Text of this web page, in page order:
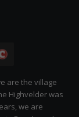
Citizen
are the village
Highvelder was
we are